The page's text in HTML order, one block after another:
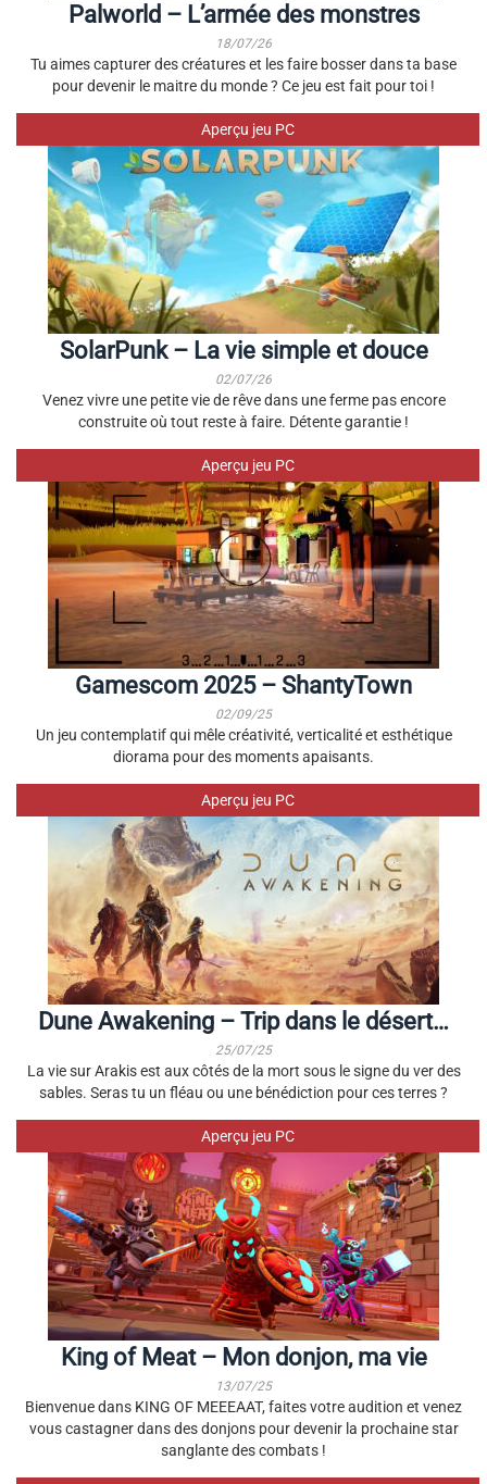
Palworld – L’armée des monstres
18/07/26
Tu aimes capturer des créatures et les faire bosser dans ta base
pour devenir le maitre du monde ? Ce jeu est fait pour toi !
Aperçu jeu PC
SolarPunk – La vie simple et douce
02/07/26
Venez vivre une petite vie de rêve dans une ferme pas encore
construite où tout reste à faire. Détente garantie !
Aperçu jeu PC
Gamescom 2025 – ShantyTown
02/09/25
Un jeu contemplatif qui mêle créativité, verticalité et esthétique
diorama pour des moments apaisants.
Aperçu jeu PC
Dune Awakening – Trip dans le désert…
25/07/25
La vie sur Arakis est aux côtés de la mort sous le signe du ver des
sables. Seras tu un fléau ou une bénédiction pour ces terres ?
Aperçu jeu PC
King of Meat – Mon donjon, ma vie
13/07/25
Bienvenue dans KING OF MEEEAAT, faites votre audition et venez
vous castagner dans des donjons pour devenir la prochaine star
sanglante des combats !